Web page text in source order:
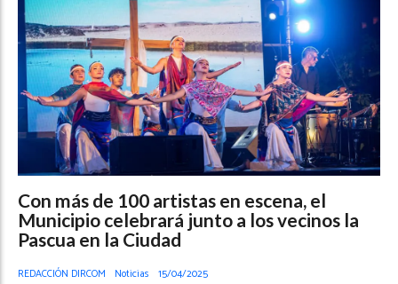
Con más de 100 artistas en escena, el
Municipio celebrará junto a los vecinos la
Pascua en la Ciudad
REDACCIÓN DIRCOM Noticias 15/04/2025